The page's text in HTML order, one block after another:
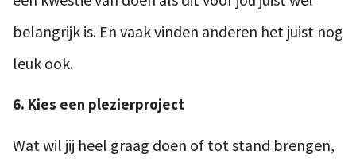
belangrijk is. En vaak vinden anderen het juist nog
leuk ook.
6. Kies een plezierproject
Wat wil jij heel graag doen of tot stand brengen,